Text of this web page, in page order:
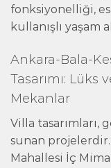
fonksiyonelliği,
kullanışlı yaşam
Ankara-Bala-
Tasarımı: Lüks
Mekanlar
Villa tasarımları,
sunan
Mahallesi İç